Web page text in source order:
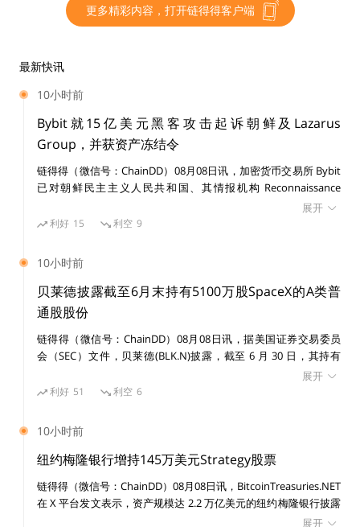
更多精彩内容，打开链得得客户端
最新快讯
10小时前
Bybit就15亿美元黑客攻击起诉朝鲜及Lazarus
Group，并获资产冻结令
链得得（微信号：ChainDD）08月08日讯，加密货币交易所 Bybit
已对朝鲜民主主义人民共和国、其情报机构 Reconnaissance
General Bureau（RGB）及受国家制裁的黑客组织 Lazarus Group
提起民事诉讼，涉及一宗价值 15 亿美元的黑客攻击事件。 美国联
识别资产。
展开
利好 15 利空 9
10小时前
贝莱德披露截至6月末持有5100万股SpaceX的A类普
通股股份
链得得（微信号：ChainDD）08月08日讯，据美国证券交易委员
会（SEC）文件，贝莱德(BLK.N)披露，截至 6 月 30 日，其持有
展开
利好 51 利空 6
10小时前
纽约梅隆银行增持145万美元Strategy股票
链得得（微信号：ChainDD）08月08日讯，BitcoinTreasuries.NET
在 X 平台发文表示，资产规模达 2.2 万亿美元的纽约梅隆银行披露
增持 14,630 股 Strategy 股票，价值 145 万美元。目前其持有
展开